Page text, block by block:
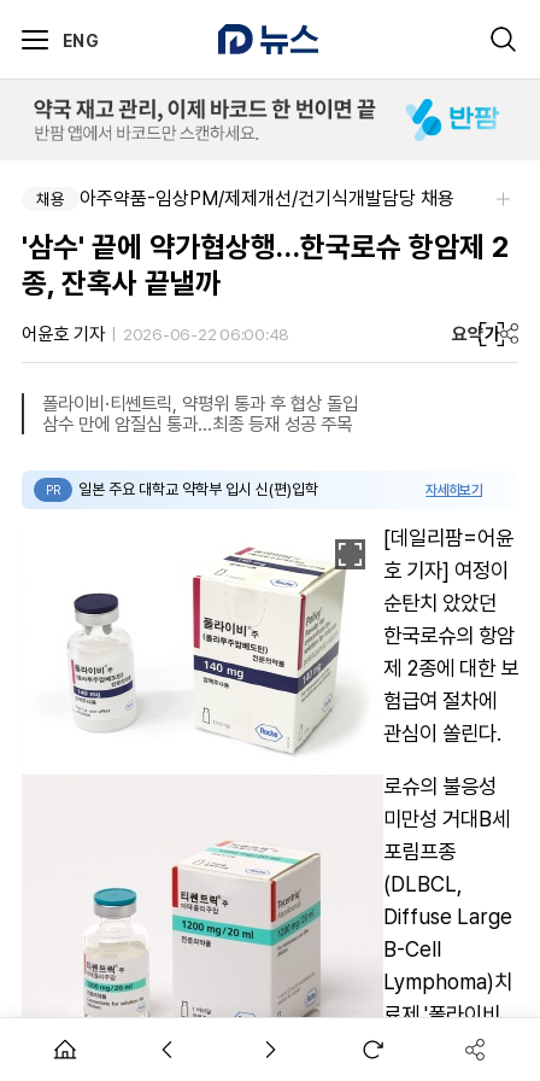
ENG
채용 아주약품-임상PM/제제개선/건기식개발담당 채용
'삼수' 끝에 약가협상행…한국로슈 항암제 2
종, 잔혹사 끝낼까
어윤호 기자 2026-06-22 06:00:48 요약가
폴라이비·티쎈트릭, 약평위 통과 후 협상 돌입
삼수 만에 암질심 통과...최종 등재 성공 주목
PR 일본 주요 대학교 약학부 입시 신(편)입학 자세히보기
[데일리팜=어윤
호 기자] 여정이
순탄치 았았던
한국로슈의 항암
제 2종에 대한 보
험급여 절차에
관심이 쏠린다.
로슈의 불응성
미만성 거대B세
포림프종
(DLBCL,
Diffuse Large
B-Cell
Lymphoma)치
료제 '폴라이비
(폴라투주맙 베